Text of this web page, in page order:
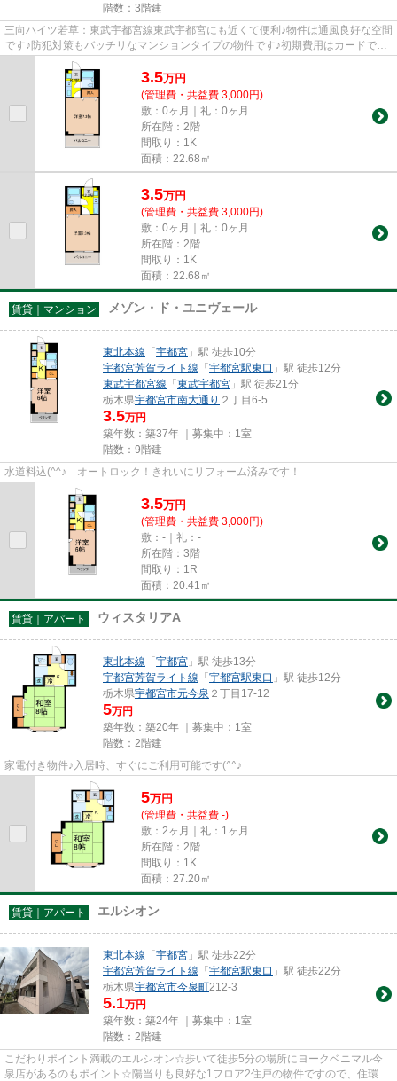
階数：3階建
三向ハイツ若草：東武宇都宮線東武宇都宮にも近くて便利♪物件は通風良好な空間
です♪防犯対策もバッチリなマンションタイプの物件です♪初期費用はカードで決
済いただけます♪賃貸物件の...
3.5万円
(管理費・共益費 3,000円)
敷：0ヶ月｜礼：0ヶ月
所在階：2階
間取り：1K
面積：22.68㎡
3.5万円
(管理費・共益費 3,000円)
敷：0ヶ月｜礼：0ヶ月
所在階：2階
間取り：1K
面積：22.68㎡
賃貸｜マンション メゾン・ド・ユニヴェール
東北本線 「宇都宮 」駅 徒歩10分
宇都宮芳賀ライト線 「宇都宮駅東口 」駅 徒歩12分
東武宇都宮線 「東武宇都宮 」駅 徒歩21分
栃木県宇都宮市南大通り ２丁目6-5
3.5万円
築年数：築37年 ｜募集中： 1室
階数：9階建
水道料込(^^♪ オートロック！きれいにリフォーム済みです！
3.5万円
(管理費・共益費 3,000円)
敷：-｜礼：-
所在階：3階
間取り：1R
面積：20.41㎡
賃貸｜アパート ウィスタリアA
東北本線 「宇都宮 」駅 徒歩13分
宇都宮芳賀ライト線 「宇都宮駅東口 」駅 徒歩12分
栃木県宇都宮市元今泉 ２丁目17-12
5万円
築年数：築20年 ｜募集中： 1室
階数：2階建
家電付き物件♪入居時、すぐにご利用可能です(^^♪
5万円
(管理費・共益費 -)
敷：2ヶ月｜礼：1ヶ月
所在階：2階
間取り：1K
面積：27.20㎡
賃貸｜アパート エルシオン
東北本線 「宇都宮 」駅 徒歩22分
宇都宮芳賀ライト線 「宇都宮駅東口 」駅 徒歩22分
栃木県宇都宮市今泉町212-3
5.1万円
築年数：築24年 ｜募集中： 1室
階数：2階建
こだわりポイント満載のエルシオン☆歩いて徒歩5分の場所にヨークベニマル今
泉店があるのもポイント☆陽当りも良好な1フロア2住戸の物件ですので、住環境